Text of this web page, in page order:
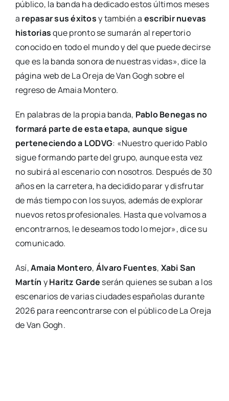
público, la banda ha dedicado estos últimos meses
a repasar sus éxitosy también a escribir nuevas
historiasque pronto se sumarán al repertorio
conocido en todo el mundo y del que puede decirse
que es la banda sonora de nuestras vidas», dice la
página web de La Oreja de Van Gogh sobre el
regreso de Amaia Montero.
En palabras de la propia banda, Pablo Benegas no
formará parte de esta etapa, aunque sigue
perteneciendo a LODVG: «Nuestro querido Pablo
sigue formando parte del grupo, aunque esta vez
no subirá al escenario con nosotros. Después de 30
años en la carretera, ha decidido parar y disfrutar
de más tiempo con los suyos, además de explorar
nuevos retos profesionales. Hasta que volvamos a
encontrarnos, le deseamos todo lo mejor», dice su
comunicado.
Así,Amaia Montero, Álvaro Fuentes, Xabi San
Martín yHaritz Garde serán quienes se suban a los
escenarios de varias ciudades españolas durante
2026 para reencontrarse con el público de La Oreja
de Van Gogh.